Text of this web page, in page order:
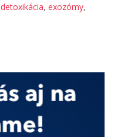
detoxikácia, exozómy,